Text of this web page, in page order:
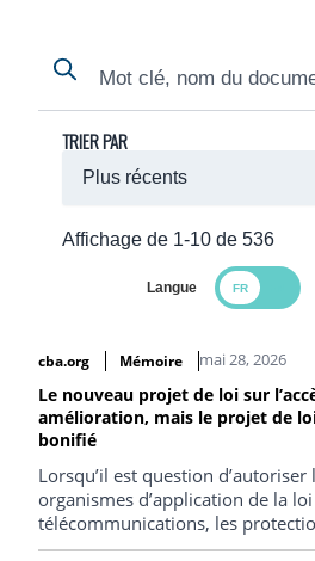
Search
Search
Affichage de 1-10 de 536
TRIER PAR
Langue
cba.org
Mémoire mai 28, 2026
Le nouveau projet de loi sur
amélioration, mais le projet de
bonifié
Lorsqu’il est question d’autoriser
organismes d’application de la
télécommunications, les
Charte doivent demeurer au